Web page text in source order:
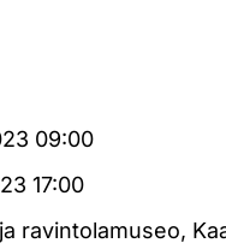
09:00
17:00
ravintolamuseo,